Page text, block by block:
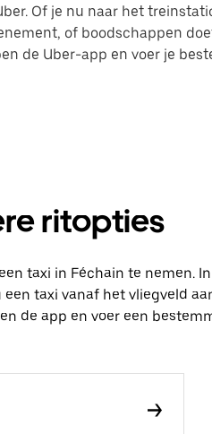
Of je nu naar het
of boodschappen
de Uber-app en voer je
ritopties
taxi in Féchain te nemen.
taxi vanaf het vliegveld
de app en voer een